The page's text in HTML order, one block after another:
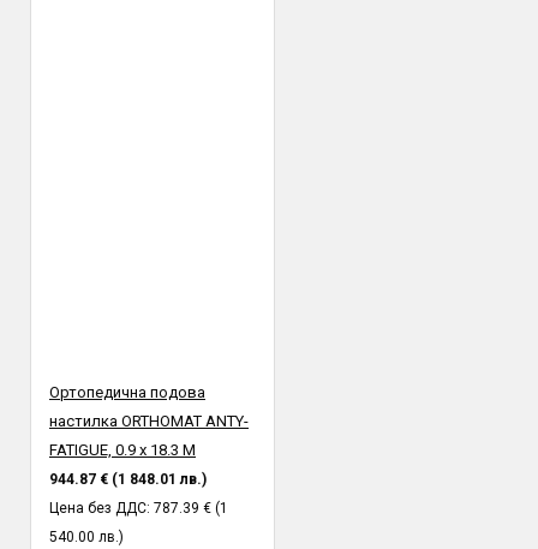
Ортопедична подова
настилка ORTHOMAT ANTY-
FATIGUE, 0.9 х 18.3 M
944.87 € (1 848.01 лв.)
Цена без ДДС: 787.39 € (1
540.00 лв.)